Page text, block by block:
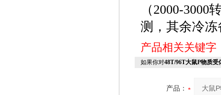
（2000-
测，其余冷冻
产品相关关键
如果你对48T/96T大鼠P物质
产品：